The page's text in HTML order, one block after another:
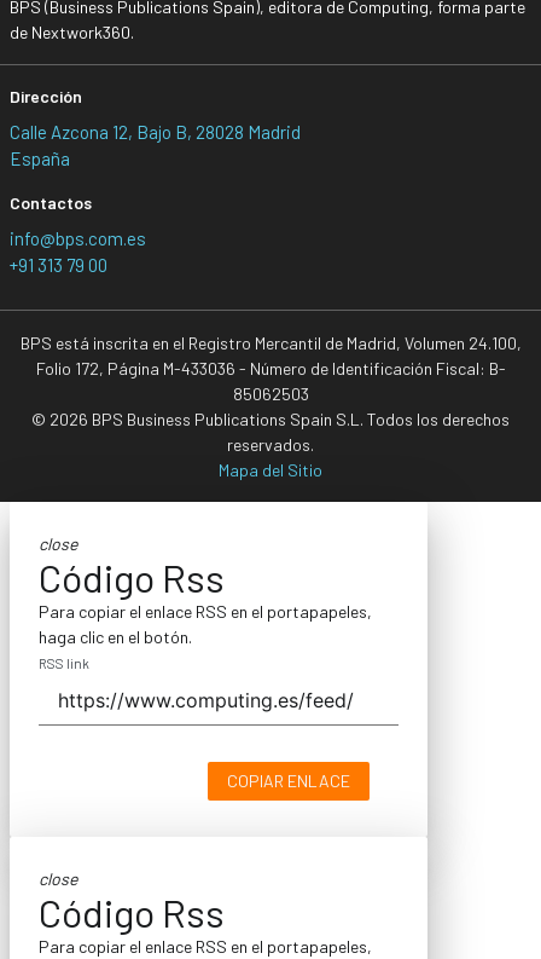
BPS (Business Publications Spain), editora de Computing, forma parte
de Nextwork360.
Dirección
Calle Azcona 12, Bajo B, 28028 Madrid
España
Contactos
info@bps.com.es
+91 313 79 00
BPS está inscrita en el Registro Mercantil de Madrid, Volumen 24.100,
Folio 172, Página M-433036 - Número de Identificación Fiscal: B-
85062503
© 2026 BPS Business Publications Spain S.L. Todos los derechos
reservados.
Mapa del Sitio
close
Código Rss
Para copiar el enlace RSS en el portapapeles,
haga clic en el botón.
RSS link
COPIAR ENLACE
close
Código Rss
Para copiar el enlace RSS en el portapapeles,